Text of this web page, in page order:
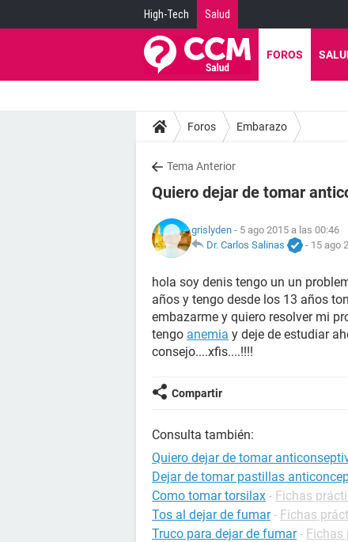
High-Tech Salud
FOROS
Foros Embarazo
Tema Anterior
Quiero dejar de tomar
grislyden - 5 ago 2015 a las 00:46
Dr. Carlos Salinas
- 15 ago
hola soy denis tengo un un
años y tengo desde los 13 años
embazarme y quiero resolver mi
tengo anemia y deje de estudiar
consejo....xfis....!!!!
Compartir
Consulta también:
Quiero dejar de tomar
Dejar de tomar pastillas
Como tomar torsilax - Fichas
Tos al dejar de fumar - Fichas
Truco para dejar de fumar - Fichas